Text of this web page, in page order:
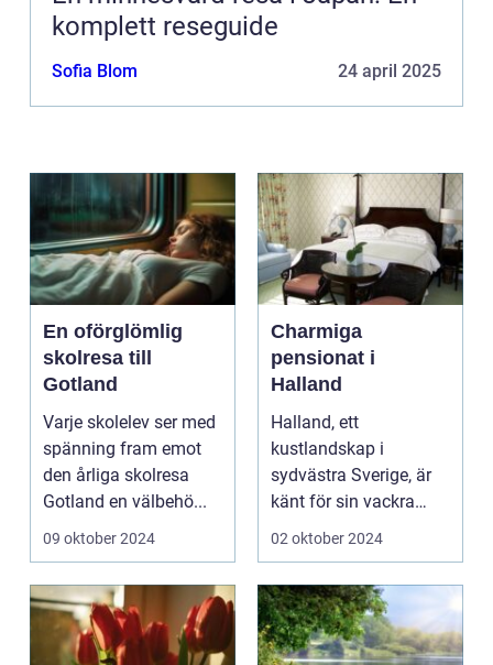
komplett reseguide
Sofia Blom 24 april 2025
En oförglömlig
skolresa till
Gotland
Varje skolelev ser med
spänning fram emot
den årliga skolresa
Gotland en välbehö...
09 oktober 2024
Charmiga
pensionat i
Halland
Halland, ett
kustlandskap i
sydvästra Sverige, är
känt för sin vackra
natur, långa
02 oktober 2024